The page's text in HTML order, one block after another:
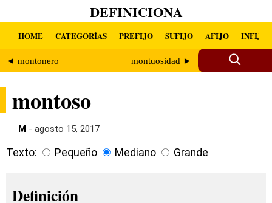
DEFINICIONA
HOME CATEGORÍAS PREFIJO SUFIJO AFIJO INFIJO
◄ montonero montuosidad ►
montoso
M - agosto 15, 2017
Texto: Pequeño Mediano Grande
Definición